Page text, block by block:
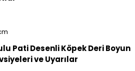
Pati Desenli Köpek Deri Boyun
ve Uyarılar